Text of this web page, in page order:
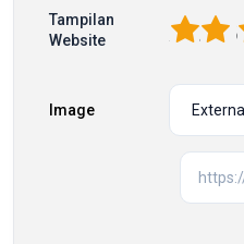
Tampilan
Website
3
2
Image